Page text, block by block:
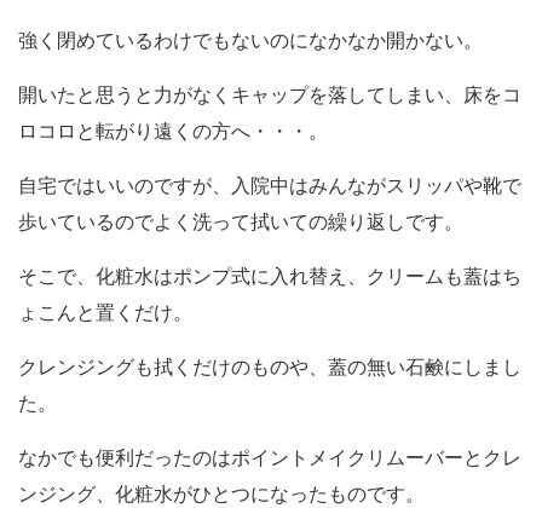
強く閉めているわけでもないのになかなか開かない。
開いたと思うと力がなくキャップを落してしまい、床をコ
ロコロと転がり遠くの方へ・・・。
自宅ではいいのですが、入院中はみんながスリッパや靴で
歩いているのでよく洗って拭いての繰り返しです。
そこで、化粧水はポンプ式に入れ替え、クリームも蓋はち
ょこんと置くだけ。
クレンジングも拭くだけのものや、蓋の無い石鹸にしまし
た。
なかでも便利だったのはポイントメイクリムーバーとクレ
ンジング、化粧水がひとつになったものです。